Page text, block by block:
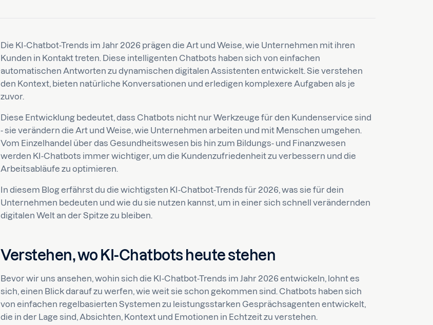
Die KI-Chatbot-Trends im Jahr 2026 prägen die Art und Weise, wie Unternehmen mit ihren
Kunden in Kontakt treten. Diese intelligenten Chatbots haben sich von einfachen
automatischen Antworten zu dynamischen digitalen Assistenten entwickelt. Sie verstehen
den Kontext, bieten natürliche Konversationen und erledigen komplexere Aufgaben als je
zuvor.
Diese Entwicklung bedeutet, dass Chatbots nicht nur Werkzeuge für den Kundenservice sind
- sie verändern die Art und Weise, wie Unternehmen arbeiten und mit Menschen umgehen.
Vom Einzelhandel über das Gesundheitswesen bis hin zum Bildungs- und Finanzwesen
werden KI-Chatbots immer wichtiger, um die Kundenzufriedenheit zu verbessern und die
Arbeitsabläufe zu optimieren.
In diesem Blog erfährst du die wichtigsten KI-Chatbot-Trends für 2026, was sie für dein
Unternehmen bedeuten und wie du sie nutzen kannst, um in einer sich schnell verändernden
digitalen Welt an der Spitze zu bleiben.
Verstehen, wo KI-Chatbots heute stehen
Bevor wir uns ansehen, wohin sich die KI-Chatbot-Trends im Jahr 2026 entwickeln, lohnt es
sich, einen Blick darauf zu werfen, wie weit sie schon gekommen sind. Chatbots haben sich
von einfachen regelbasierten Systemen zu leistungsstarken Gesprächsagenten entwickelt,
die in der Lage sind, Absichten, Kontext und Emotionen in Echtzeit zu verstehen.